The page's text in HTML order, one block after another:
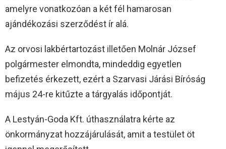
amelyre vonatkozóan a két fél hamarosan
ajándékozási szerződést ír alá.
Az orvosi lakbértartozást illetően Molnár József
polgármester elmondta, mindeddig egyetlen
befizetés érkezett, ezért a Szarvasi Járási Bíróság
május 24-re kitűzte a tárgyalás időpontját.
A Lestyán-Goda Kft. úthasználatra kérte az
önkormányzat hozzájárulását, amit a testület öt